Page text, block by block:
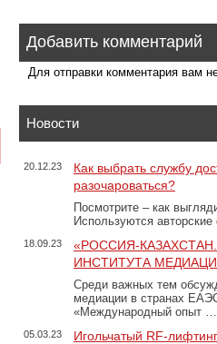
Добавить комментарий
Для отправки комментария вам
Новости
20.12.23
Как выбрать службу
разочароваться?
Посмотрите – как
Используются
18.09.23
«РОССИЯ-
ИНСТИТУТА
Среди важных тем
медиации в странах
«Международный опыт …
05.03.23 Игольчатый RF-